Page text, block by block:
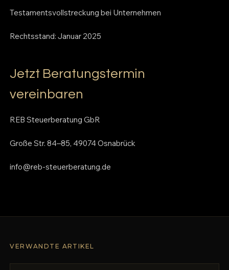
Testamentsvollstreckung bei Unternehmen
Rechtsstand: Januar 2025
Jetzt Beratungstermin
vereinbaren
REB Steuerberatung GbR
Große Str. 84–85, 49074 Osnabrück
info@reb-steuerberatung.de
VERWANDTE ARTIKEL